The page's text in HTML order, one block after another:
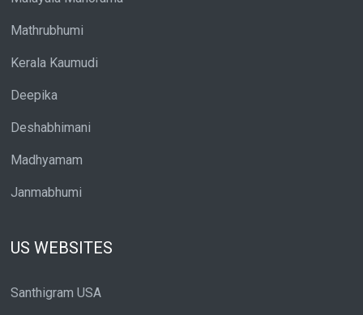
Mathrubhumi
Kerala Kaumudi
Deepika
Deshabhimani
Madhyamam
Janmabhumi
US WEBSITES
Santhigram USA